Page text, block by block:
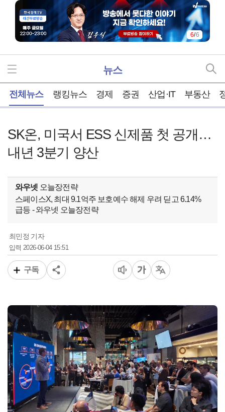
6/6
뉴스
전체뉴스 랭킹뉴스 경제 증권 산업·IT 부동산
SK온, 미국서 ESS 신제품 첫 공개…
내년 3분기 양산
와우넷 오늘장전략
스페이스X, 최대 9.1억주 보호예수 해제 우려 딛고 6.14%
급등 - 와우넷 오늘장전략
최민정 기자
입력2026-06-04 15:51
구독